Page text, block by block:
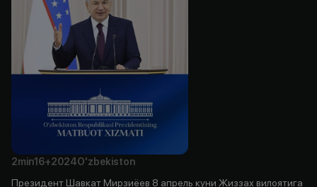
2min16+2024O'zbekiston
Президент Шавкат Мирзиёев 8 апрель куни Жиззах вилоятига